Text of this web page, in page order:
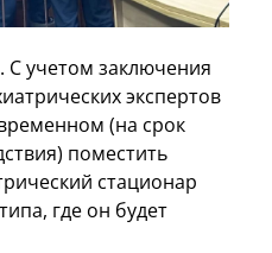
учетом заключения
экспертов
(на срок
поместить
стационар
где он будет